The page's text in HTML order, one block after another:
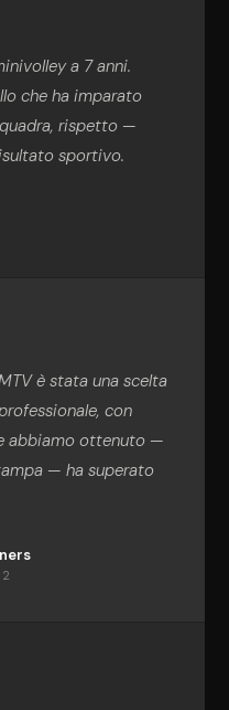
a 7 anni.
che ha imparato
rispetto —
sportivo.
è stata una scelta
con
abbiamo ottenuto —
— ha superato